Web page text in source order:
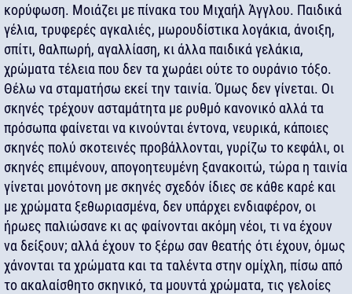
κορύφωση. Μοιάζει με πίνακα του Μιχαήλ Άγγλου. Παιδικά
γέλια, τρυφερές αγκαλιές, μωρουδίστικα λογάκια, άνοιξη,
σπίτι, θαλπωρή, αγαλλίαση, κι άλλα παιδικά γελάκια,
χρώματα τέλεια που δεν τα χωράει ούτε το ουράνιο τόξο.
Θέλω να σταματήσω εκεί την ταινία. Όμως δεν γίνεται. Οι
σκηνές τρέχουν ασταμάτητα με ρυθμό κανονικό αλλά τα
πρόσωπα φαίνεται να κινούνται έντονα, νευρικά, κάποιες
σκηνές πολύ σκοτεινές προβάλλονται, γυρίζω το κεφάλι, οι
σκηνές επιμένουν, απογοητευμένη ξανακοιτώ, τώρα η ταινία
γίνεται μονότονη με σκηνές σχεδόν ίδιες σε κάθε καρέ και
με χρώματα ξεθωριασμένα, δεν υπάρχει ενδιαφέρον, οι
ήρωες παλιώσανε κι ας φαίνονται ακόμη νέοι, τι να έχουν
να δείξουν; αλλά έχουν το ξέρω σαν θεατής ότι έχουν, όμως
χάνονται τα χρώματα και τα ταλέντα στην ομίχλη, πίσω από
το ακαλαίσθητο σκηνικό, τα μουντά χρώματα, τις γελοίες